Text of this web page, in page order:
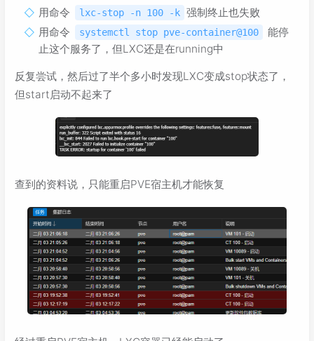
用命令
lxc-stop -n 100 -k 强制终止也失败
用命令
systemctl stop pve-container@100
能停
止这个服务了，但LXC还是在running中
反复尝试，然后过了半个多小时发现LXC变成stop状态了，
但start启动不起来了
查到的资料说，只能重启PVE宿主机才能恢复